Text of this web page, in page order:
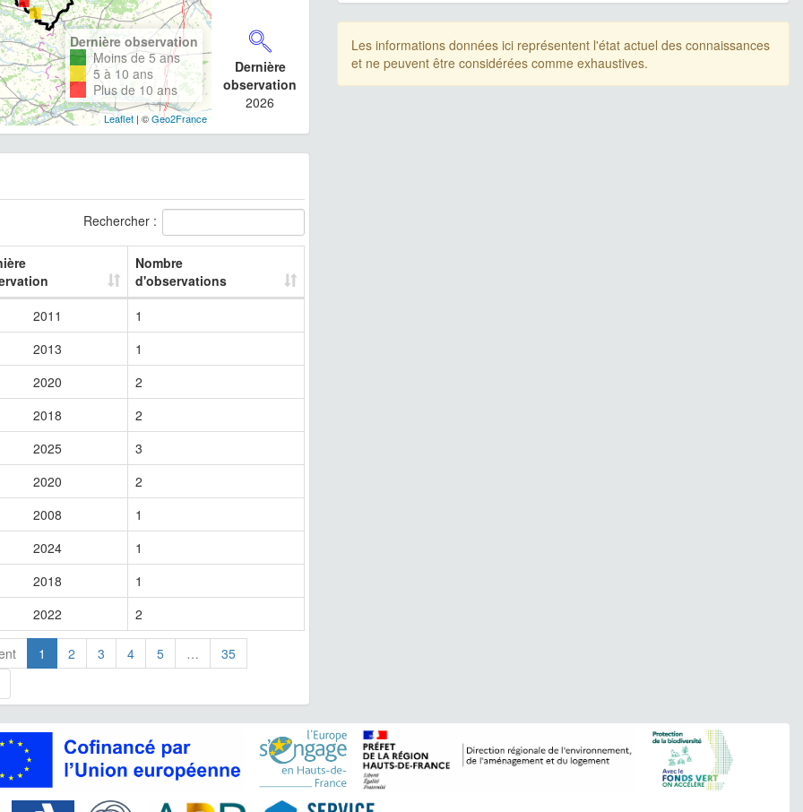
Dernière observation
Moins de 5 ans
5 à 10 ans
Plus de 10 ans
Leaflet| ©Geo2France
Dernière
observation
2026
Rechercher :
Nombre
d'observations
2011
1
2013
1
2020
2
2018
2
2025
3
2020
2
2008
1
2024
1
2018
1
2022
2
1 2 3 4 5 … 35
Les informations données ici représentent l'état actuel des connaissances
et ne peuvent être considérées comme exhaustives.